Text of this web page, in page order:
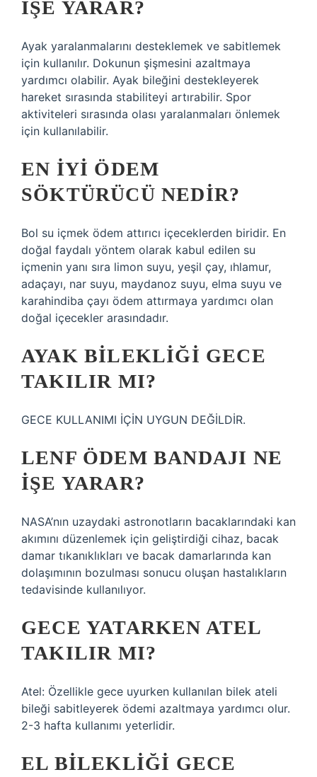
IŞE YARAR?
Ayak yaralanmalarını desteklemek ve sabitlemek
için kullanılır. Dokunun şişmesini azaltmaya
yardımcı olabilir. Ayak bileğini destekleyerek
hareket sırasında stabiliteyi artırabilir. Spor
aktiviteleri sırasında olası yaralanmaları önlemek
için kullanılabilir.
EN IYI ÖDEM
SÖKTÜRÜCÜ NEDIR?
Bol su içmek ödem attırıcı içeceklerden biridir. En
doğal faydalı yöntem olarak kabul edilen su
içmenin yanı sıra limon suyu, yeşil çay, ıhlamur,
adaçayı, nar suyu, maydanoz suyu, elma suyu ve
karahindiba çayı ödem attırmaya yardımcı olan
doğal içecekler arasındadır.
AYAK BILEKLIĞI GECE
TAKILIR MI?
GECE KULLANIMI İÇİN UYGUN DEĞİLDİR.
LENF ÖDEM BANDAJI NE
IŞE YARAR?
NASA’nın uzaydaki astronotların bacaklarındaki kan
akımını düzenlemek için geliştirdiği cihaz, bacak
damar tıkanıklıkları ve bacak damarlarında kan
dolaşımının bozulması sonucu oluşan hastalıkların
tedavisinde kullanılıyor.
GECE YATARKEN ATEL
TAKILIR MI?
Atel: Özellikle gece uyurken kullanılan bilek ateli
bileği sabitleyerek ödemi azaltmaya yardımcı olur.
2-3 hafta kullanımı yeterlidir.
EL BILEKLIĞI GECE